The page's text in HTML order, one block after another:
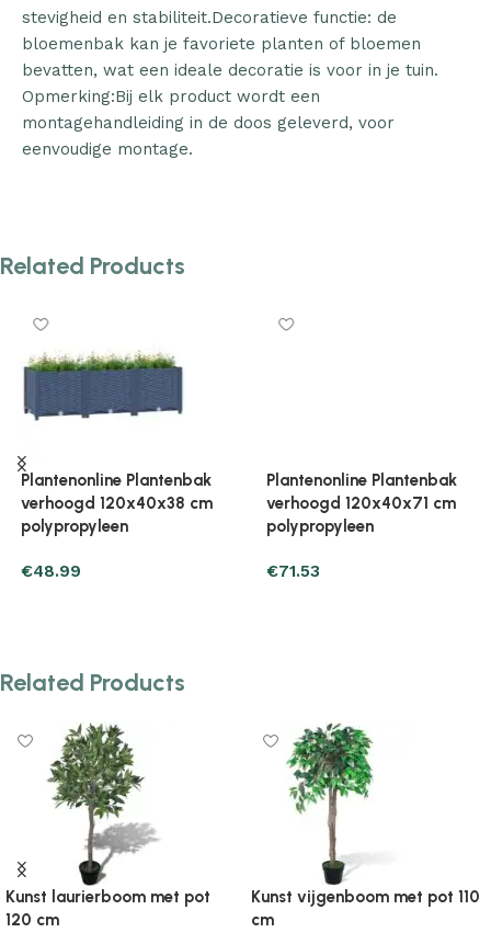
stevigheid en stabiliteit.Decoratieve functie: de
bloemenbak kan je favoriete planten of bloemen
bevatten, wat een ideale decoratie is voor in je tuin.
Opmerking:Bij elk product wordt een
montagehandleiding in de doos geleverd, voor
eenvoudige montage.
Related Products
Plantenonline Plantenbak
verhoogd 120x40x71 cm
polypropyleen
71.53
Plantenonline Plantenbak
verhoogd 120x40x71 cm
polypropyleen
76.43
Related Products
pot 110
Kunst vijgenboom met pot 60
Kunst